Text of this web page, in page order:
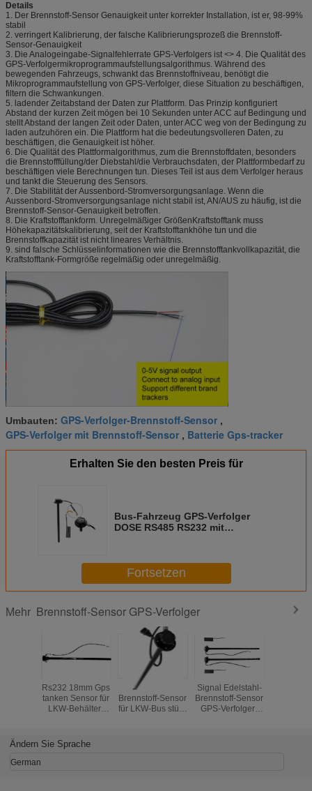
Details
1. Der Brennstoff-Sensor Genauigkeit unter korrekter Installation, ist er, 98-99%
stabil
2. verringert Kalibrierung, der falsche Kalibrierungsprozeß die Brennstoff-
Sensor-Genauigkeit
3. Die Analogeingabe-Signalfehlerrate GPS-Verfolgers ist <> 4. Die Qualität des
GPS-Verfolgermikroprogrammaufstellungsalgorithmus. Während des
bewegenden Fahrzeugs, schwankt das Brennstoffniveau, benötigt die
Mikroprogrammaufstellung von GPS-Verfolger, diese Situation zu beschäftigen,
filtern die Schwankungen.
5. ladender Zeitabstand der Daten zur Plattform. Das Prinzip konfiguriert
Abstand der kurzen Zeit mögen bei 10 Sekunden unter ACC auf Bedingung und
stellt Abstand der langen Zeit oder Daten, unter ACC weg von der Bedingung zu
laden aufzuhören ein. Die Plattform hat die bedeutungsvolleren Daten, zu
beschäftigen, die Genauigkeit ist höher.
6. Die Qualität des Plattformalgorithmus, zum die Brennstoffdaten, besonders
die Brennstofffüllung/der Diebstahl/die Verbrauchsdaten, der Plattformbedarf zu
beschäftigen viele Berechnungen tun. Dieses Teil ist aus dem Verfolger heraus
und tankt die Steuerung des Sensors.
7. Die Stabilität der Aussenbord-Stromversorgungsanlage. Wenn die
Aussenbord-Stromversorgungsanlage nicht stabil ist, AN/AUS zu häufig, ist die
Brennstoff-Sensor-Genauigkeit betroffen.
8. Die Kraftstofftankform. Unregelmäßiger GrößenKraftstofftank muss
Höhekapazitätskalibrierung, seit der Kraftstofftankhöhe tun und die
Brennstoffkapazität ist nicht lineares Verhältnis.
9. sind falsche Schlüsselinformationen wie die Brennstofftankvollkapazität, die
Kraftstofftank-Formgröße regelmäßig oder unregelmäßig.
Umbauten: GPS-Verfolger-Brennstoff-Sensor ,
GPS-Verfolger mit Brennstoff-Sensor , Batterie Gps-tracker
Erhalten Sie den besten Preis für
Bus-Fahrzeug GPS-Verfolger
DOSE RS485 RS232 mit
Fortsetzen
Mehr Brennstoff-Sensor GPS-Verfolger
Rs232 18mm Gps
tanken Sensor für
LKW-Behälter-
Management
Kondensator-
Brennstoff-Sensor
für LKW-Bus stützt
Signal Edelstahl-
Brennstoff-Sensor
GPS-Verfolger-
Ändern Sie Sprache
German